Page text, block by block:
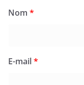
Nom *
E-mail*